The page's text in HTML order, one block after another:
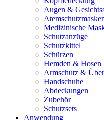
Augen &
Atemschutzmasken
Medizinische
Schutzanzüge
Schutzkittel
Schürzen
Hemden & Hosen
Armschutz &
Handschuhe
Abdeckungen
Zubehör
Schutzsets
Anwendung